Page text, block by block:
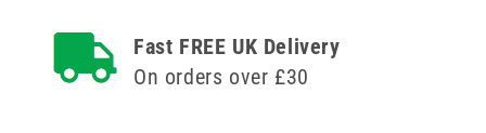
Fast FREE UK Delivery
On orders over £30